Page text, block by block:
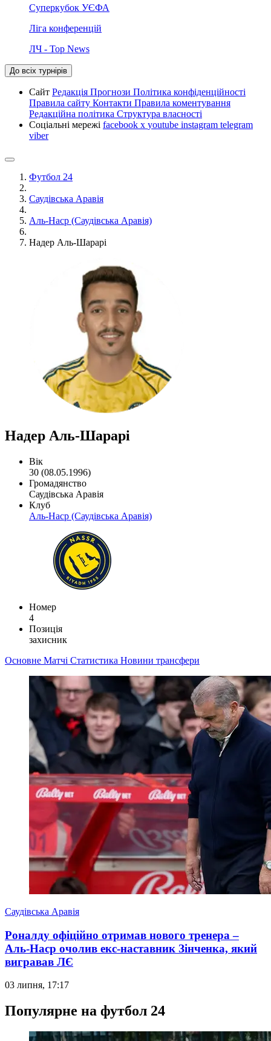
Суперкубок УЄФА
Ліга конференцій
ЛЧ - Top News
До всіх турнірів
Сайт Редакція Прогнози Політика конфіденційності
Правила сайту Контакти Правила коментування
Редакційна політика Структура власності
Соціальні мережі facebook x youtube instagram telegram
viber
Футбол 24
Саудівська Аравія
Аль-Наср (Саудівська Аравія)
Надер Аль-Шарарі
Надер Аль-Шарарі
Вік
30 (08.05.1996)
Громадянство
Саудівська Аравія
Клуб
Аль-Наср (Саудівська Аравія)
Номер
4
Позиція
захисник
Основне Матчі Статистика Новини трансфери
Саудівська Аравія
Роналду офіційно отримав нового тренера –
Аль-Наср очолив екс-наставник Зінченка, який
вигравав ЛЄ
03 липня, 17:17
Популярне на футбол 24